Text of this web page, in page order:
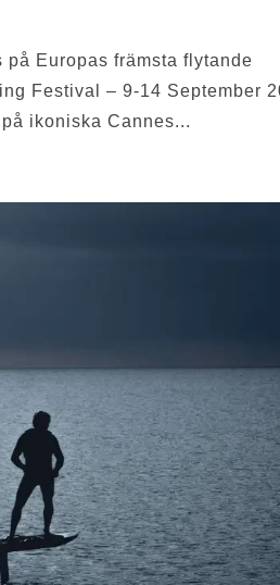
Europas främsta flytande
Festival – 9-14 September
ikoniska Cannes...